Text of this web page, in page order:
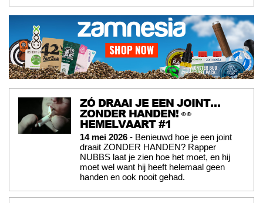
ZÓ DRAAI JE EEN JOINT…
ZONDER HANDEN! 👀
HEMELVAART #1
14 mei 2026 - Benieuwd hoe je een joint
draait ZONDER HANDEN? Rapper
NUBBS laat je zien hoe het moet, en hij
moet wel want hij heeft helemaal geen
handen en ook nooit gehad.